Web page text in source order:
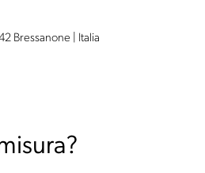
Bressanone | Italia